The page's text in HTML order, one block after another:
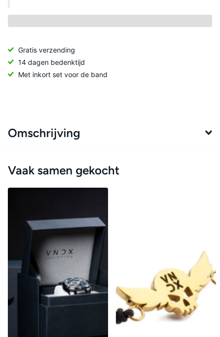
Gratis verzending
14 dagen bedenktijd
Met inkort set voor de band
Omschrijving
Vaak samen gekocht